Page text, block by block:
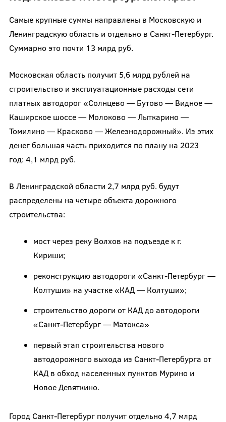
Самые крупные суммы направлены в Московскую и
Ленинградскую область и отдельно в Санкт-Петербург.
Суммарно это почти 13 млрд руб.
Московская область получит 5,6 млрд рублей на
строительство и эксплуатационные расходы сети
платных автодорог «Солнцево — Бутово — Видное —
Каширское шоссе — Молоково — Лыткарино —
Томилино — Красково — Железнодорожный». Из этих
денег большая часть приходится по плану на 2023
год: 4,1 млрд руб.
В Ленинградской области 2,7 млрд руб. будут
распределены на четыре объекта дорожного
строительства:
мост через реку Волхов на подъезде к г.
Кириши;
реконструкцию автодороги «Санкт-Петербург —
Колтуши» на участке «КАД — Колтуши»;
строительство дороги от КАД до автодороги
«Санкт-Петербург — Матокса»
первый этап строительства нового
автодорожного выхода из Санкт-Петербурга от
КАД в обход населенных пунктов Мурино и
Новое Девяткино.
Город Санкт-Петербург получит отдельно 4,7 млрд